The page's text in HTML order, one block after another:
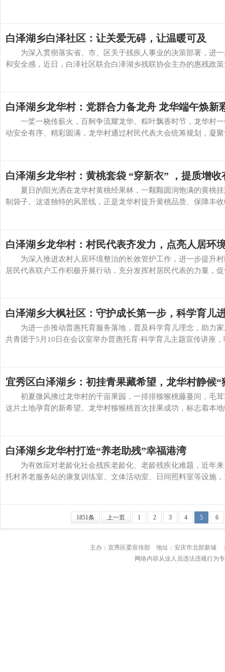
白泽湖乡白泽社区：让关爱无碍，让温暖可及
为深入贯彻落实省、市、区关于残疾人事业的决策部署，进一
和安全感，近日，白泽社区联合白泽湖乡残联协会主办的惠残政
白泽湖乡龙华村：党群合力备龙舟 龙华端午焕新
一桨一桡传薪火，百舸争流耀龙华。粽叶飘香时节，龙华村一
动安全有序、精彩圆满，龙华村通过村民代表大会统筹规划，凝
白泽湖乡龙华村：黄桃套袋 “穿新衣” ，提质增收
夏日的阳光洒在龙华村黄桃经果林，一颗颗圆润饱满的黄桃挂
制袋子。这道独特的风景线，正是龙华村提升黄桃品质、保障丰
白泽湖乡龙华村：村民代表齐发力，点亮人居环
为深入推进农村人居环境整治的长效管护工作，进一步提升村
居民代表联户工作积极开展行动，充分发挥村居民代表的力量，
白泽湖乡大枫社区：守护成长第一步，科学育儿
为进一步推动普惠托育服务落地，普及科学育儿理念，助力家
共青团于5月10日在会议室举办普惠托育·科学育儿主题宣传讲座
宜秀区白泽湖乡：初挂青果藏希望，龙华村静候“
初夏微风拂过龙华村的千亩果园，一排排猕猴桃藤蔓间，毛茸
这片土地孕育的新希望。龙华村猕猴桃首次挂果成功，标志着本
白泽湖乡龙华村打造“养老助残”幸福港湾
为有效应对老龄化社会残疾老龄化、老龄残疾化难题，近年来
托村养老服务站的康复训练室、文体活动室、日间照料室等设施
1851条 上一页 1 2 3 4 5 6
主办：宜秀区委宣传部 地址：安庆市北
网络内容从业人员违法违规行